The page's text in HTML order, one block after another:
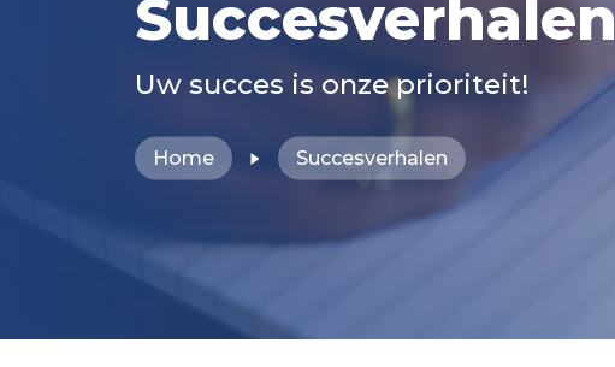
Succesverhalen
Uw succes is onze prioriteit!
Home Succesverhalen